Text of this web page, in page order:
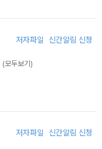
저자파일 신간알림 신청
(모두보기)
저자파일 신간알림 신청